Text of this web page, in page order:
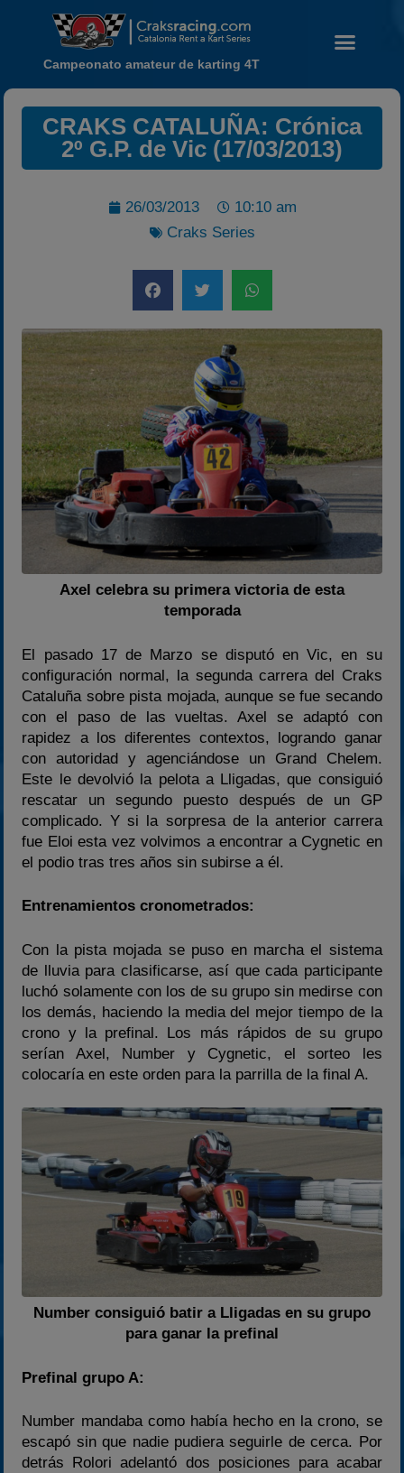
Noticias
Calendario
Campeonato
Temporada 2026
Temporadas anteriores
2020-2021
2022
2023
2025
Campeonato amateur de karting 4T
CRAKS CATALUÑA: Crónica
2º G.P. de Vic (17/03/2013)
26/03/2013
10:10 am
Craks Series
Axel celebra su primera victoria de esta
temporada
El pasado 17 de Marzo se disputó en Vic, en su
configuración normal, la segunda carrera del Craks
Cataluña sobre pista mojada, aunque se fue secando
con el paso de las vueltas. Axel se adaptó con
rapidez a los diferentes contextos, logrando ganar
con autoridad y agenciándose un Grand Chelem.
Este le devolvió la pelota a Lligadas, que consiguió
rescatar un segundo puesto después de un GP
complicado. Y si la sorpresa de la anterior carrera
fue Eloi esta vez volvimos a encontrar a Cygnetic en
el podio tras tres años sin subirse a él.
Entrenamientos cronometrados:
Con la pista mojada se puso en marcha el sistema
de lluvia para clasificarse, así que cada participante
luchó solamente con los de su grupo sin medirse con
los demás, haciendo la media del mejor tiempo de la
crono y la prefinal. Los más rápidos de su grupo
serían Axel, Number y Cygnetic, el sorteo les
colocaría en este orden para la parrilla de la final A.
Number consiguió batir a Lligadas en su grupo
para ganar la prefinal
Prefinal grupo A:
Number mandaba como había hecho en la crono, se
escapó sin que nadie pudiera seguirle de cerca. Por
detrás Rolori adelantó dos posiciones para acabar